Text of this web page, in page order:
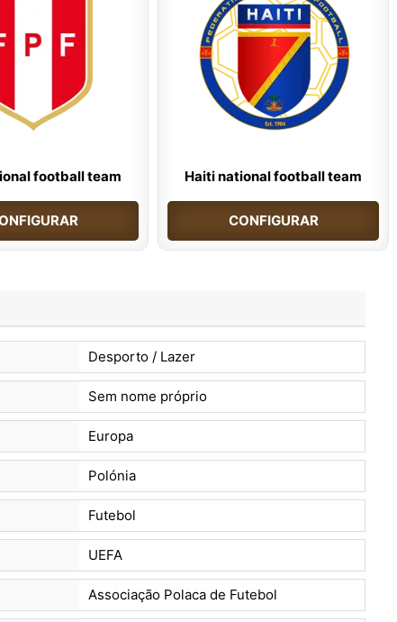
football team Haiti national football team
CONFIGURAR
Desporto / Lazer
Sem nome próprio
Europa
Polónia
Futebol
UEFA
Associação Polaca de Futebol